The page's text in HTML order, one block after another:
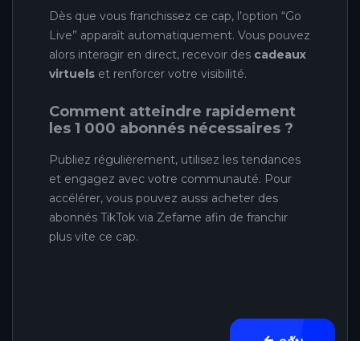
Dès que vous franchissez ce cap, l’option “Go
Live” apparaît automatiquement. Vous pouvez
alors interagir en direct, recevoir des cadeaux
virtuels et renforcer votre visibilité.
Comment atteindre rapidement
les 1 000 abonnés nécessaires ?
Publiez régulièrement, utilisez les tendances
et engagez avec votre communauté. Pour
accélérer, vous pouvez aussi acheter des
abonnés TikTok via Zefame afin de franchir
plus vite ce cap.